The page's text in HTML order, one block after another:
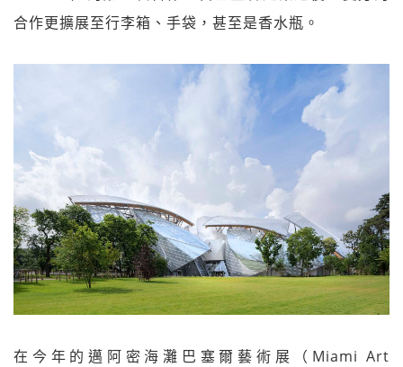
合作更擴展至行李箱、手袋，甚至是香水瓶。
在今年的邁阿密海灘巴塞爾藝術展（Miami Art